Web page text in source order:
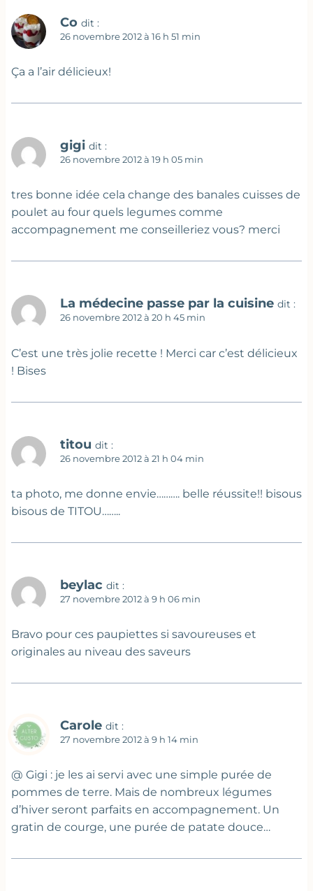
Co dit :
26 novembre 2012 à 16 h 51 min
Ça a l’air délicieux!
gigi dit :
26 novembre 2012 à 19 h 05 min
tres bonne idée cela change des banales cuisses de
poulet au four quels legumes comme
accompagnement me conseilleriez vous? merci
La médecine passe par la cuisine dit :
26 novembre 2012 à 20 h 45 min
C’est une très jolie recette ! Merci car c’est délicieux
! Bises
titou dit :
26 novembre 2012 à 21 h 04 min
ta photo, me donne envie………. belle réussite!! bisous
bisous de TITOU……..
beylac dit :
27 novembre 2012 à 9 h 06 min
Bravo pour ces paupiettes si savoureuses et
originales au niveau des saveurs
Carole dit :
27 novembre 2012 à 9 h 14 min
@ Gigi : je les ai servi avec une simple purée de
pommes de terre. Mais de nombreux légumes
d’hiver seront parfaits en accompagnement. Un
gratin de courge, une purée de patate douce…